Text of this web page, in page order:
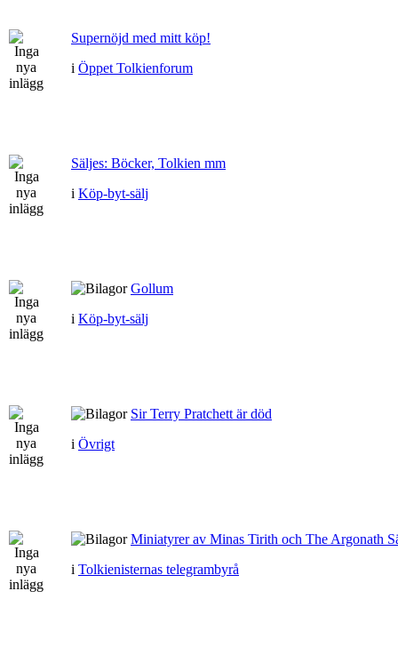
Supernöjd med mitt köp!
i Öppet Tolkienforum
Säljes: Böcker, Tolkien mm
i Köp-byt-sälj
Gollum
i Köp-byt-sälj
Sir Terry Pratchett är död
i Övrigt
Miniatyrer av Minas Tirith och The Argonath
i Tolkienisternas telegrambyrå